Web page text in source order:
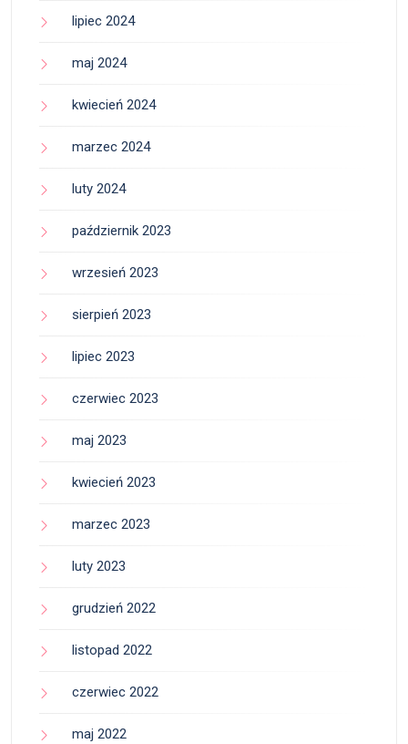
lipiec 2024
maj 2024
kwiecień 2024
marzec 2024
luty 2024
październik 2023
wrzesień 2023
sierpień 2023
lipiec 2023
czerwiec 2023
maj 2023
kwiecień 2023
marzec 2023
luty 2023
grudzień 2022
listopad 2022
czerwiec 2022
maj 2022